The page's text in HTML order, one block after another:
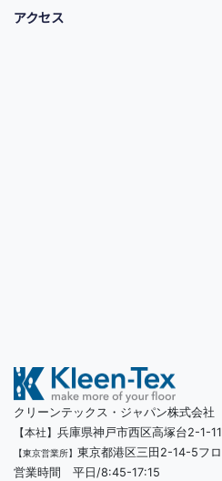
アクセス
クリーンテックス・ジャパン株式会社
【本社】 兵庫県神戸市西区高塚台2-1-11
【東京営業所】 東京都港区三田2-14-5フ
営業時間 平日/8:45-17:15